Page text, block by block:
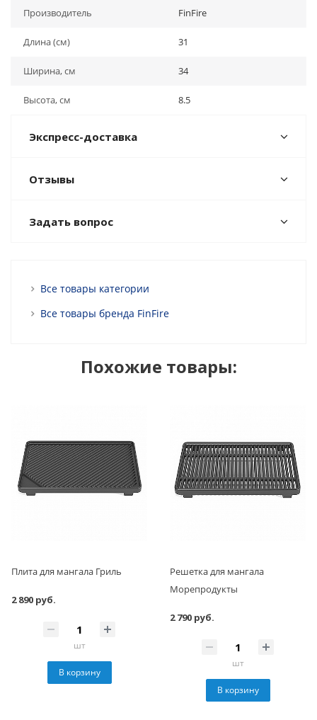
Производитель FinFire
Длина (см) 31
Ширина, см 34
Высота, см 8.5
Экспресс-доставка
Отзывы
Задать вопрос
Все товары категории
Все товары бренда FinFire
Похожие товары:
Плита для мангала Гриль
2 890 руб.
шт
В корзину
Решетка для мангала
Морепродукты
2 790 руб.
шт
В корзину